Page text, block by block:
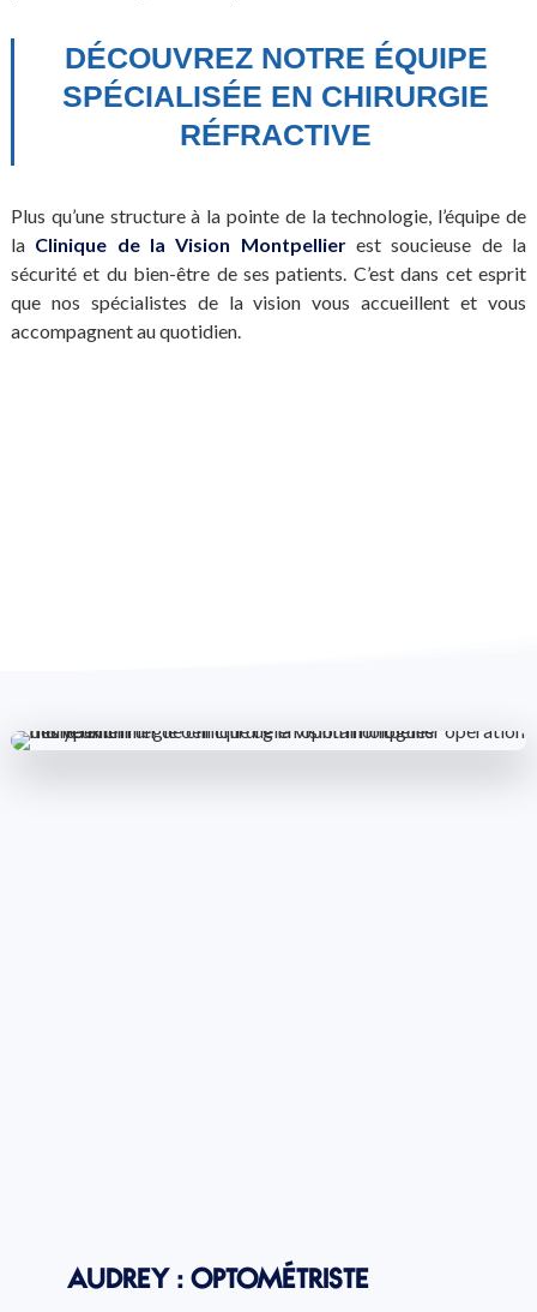
DÉCOUVREZ NOTRE ÉQUIPE
SPÉCIALISÉE EN CHIRURGIE
RÉFRACTIVE
Plus qu’une structure à la pointe de la technologie, l’équipe de
la Clinique de la Vision Montpellierest soucieuse de la
sécurité et du bien-être de ses patients. C’est dans cet esprit
que nos spécialistes de la vision vous accueillent et vous
accompagnent au quotidien.
AUDREY : OPTOMÉTRISTE